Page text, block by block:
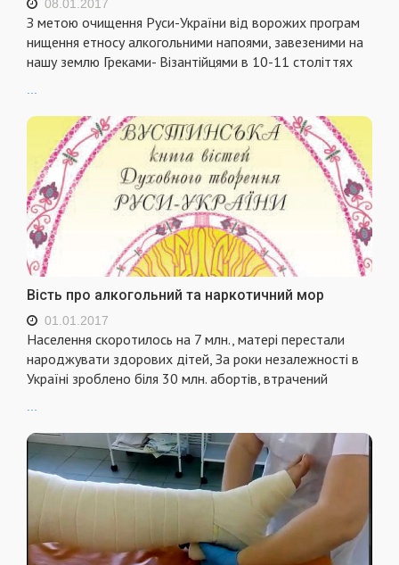
08.01.2017
З метою очищення Руси-України від ворожих програм
нищення етносу алкогольними напоями, завезеними на
нашу землю Греками- Візантійцями в 10-11 століттях
Вість про алкогольний та наркотичний мор
01.01.2017
Населення скоротилось на 7 млн., матері перестали
народжувати здорових дітей, За роки незалежності в
Україні зроблено біля 30 млн. абортів, втрачений
...